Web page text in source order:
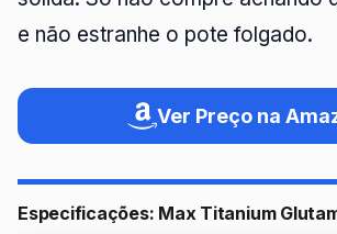
e não estranhe o pote folgado.
Ver Preço na
Especificações: Max Titanium